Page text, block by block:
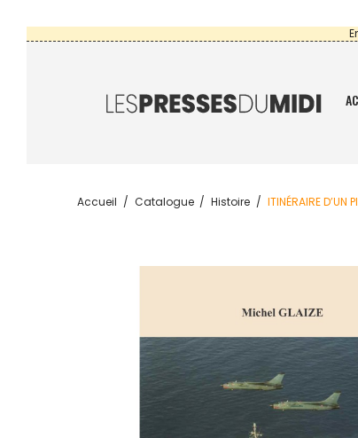
Accueil Catalogue Histoire ITINÉRAIRE D’UN